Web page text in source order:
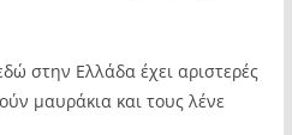
στην Ελλάδα έχει αριστερές
μαυράκια και τους λένε